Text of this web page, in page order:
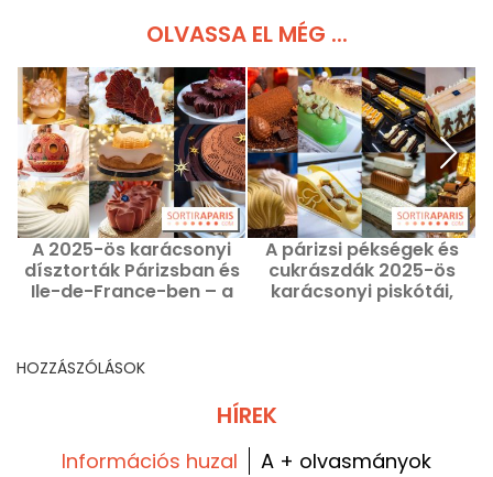
OLVASSA EL MÉG ...
A 2025-ös karácsonyi
dísztorták Párizsban és
Ile-de-France-ben – a
jóváhagytak
A párizsi pékségek és
cukrászdák 2025-ös
karácsonyi piskótái,
HOZZÁSZÓLÁSOK
HÍREK
Információs huzal A + olvasmányok